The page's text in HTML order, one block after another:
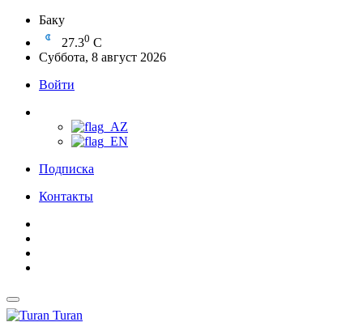
Баку
27.30 C
Суббота, 8 август 2026
Войти
Подписка
Контакты
Turan